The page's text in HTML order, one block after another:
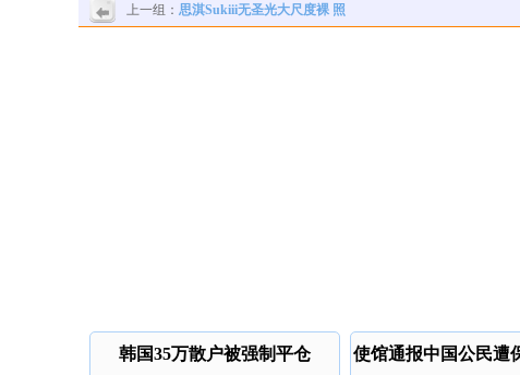
上一组： 思淇Sukiii无圣光大尺度裸 照
韩国35万散户被强制平仓 使馆通报中国公民遭